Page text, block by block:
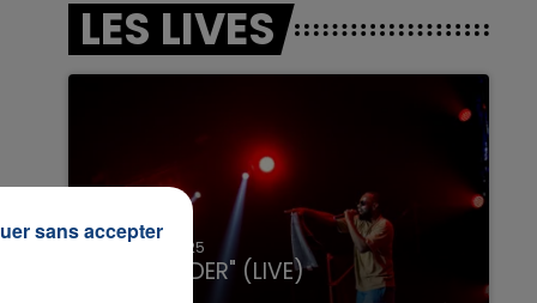
LES LIVES
31 janvier 2025
GIMS "SPIDER" (LIVE)
sans accepter